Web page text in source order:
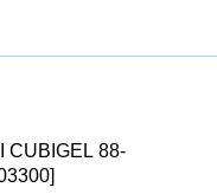
CUBIGEL 88-